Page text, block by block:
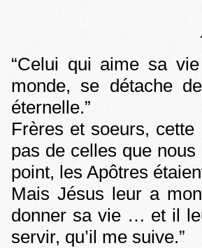
“Celui qui aime sa
monde, se détache
éternelle.”
Frères et soeurs, cette
pas de celles que
point, les Apôtres
Mais Jésus leur a
donner sa vie … et il
servir, qu’il me suive.”